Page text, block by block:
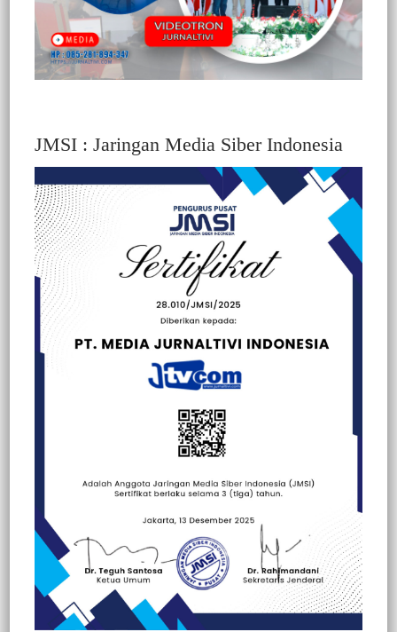
JMSI : Jaringan Media Siber Indonesia